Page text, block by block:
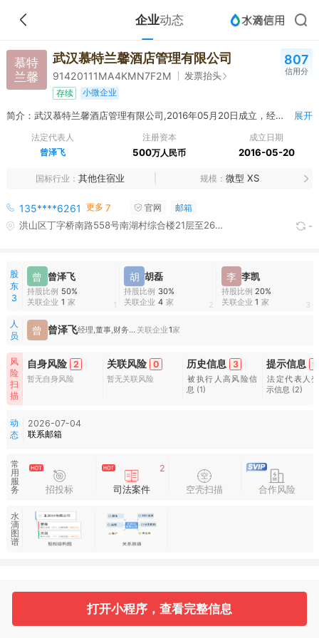
企业动态
慕特
兰馨
武汉慕特兰馨酒店管理有限公司
91420111MA4KMN7F2M 发票抬头
存续 小微企业
807
信用分
简介：武汉慕特兰馨酒店管理有限公司,2016年05月20日成立，经营范围包括许可项目：住宿服务,餐饮服务,食品销售。（依法须经批准的项目，经相关部门批准后方可开展经营活动，具体经营项目以相关部门批准文件或许可证件为准）一般项目：酒店管理,住房租赁,停车场服务,会议及展览服务,食品销售（仅销售预包装食品）,保健食品（预包装）销售。（除许可业务外，可自主依法经营法律法规非禁止或限制的项目） 展开
法定代表人
曾泽飞
注册资本
500万人民币
成立日期
2016-05-20
国标行业 其他住宿业 规模 微型 XS
135****6261 更多 7 官网 邮箱
洪山区丁字桥南路558号南湖村综合楼21层至26层 -
股
东
3
曾 曾泽飞
持股比例 50%
关联企业 1 家 1
胡 胡磊
持股比例 30%
关联企业 4 家 2
李 李凯
持股比例 20%
关联企业 1 家 3
人
员
曾 曾泽飞 经理,董事,财务负责人 关联企业1家
风
险
扫
描
自身风险 2
暂无自身风险
关联风险 0
暂无关联风险
历史信息 3
被执行人高风险信
息 (1)
提示信息 9
法定代表人
示信息 (2)
动
态
2026-07-04
联系邮箱
常
用
服
务
招投标
2
司法案件 空壳扫描 合作风险
水
滴
图
谱
打开小程序，查看完整信息